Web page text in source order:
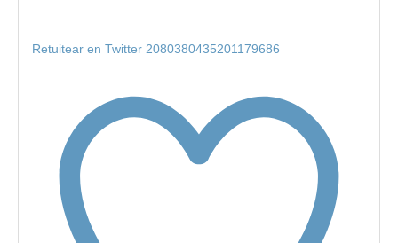
Retuitear en Twitter 2080380435201179686